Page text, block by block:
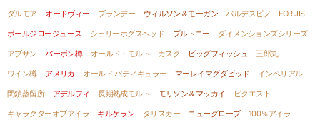
ダルモア
オードヴィー ブランデー ウィルソン＆モーガン バルデスピノ
FOR JIS
ポールジロージュース
シェリーホグスヘッド プルトニー
ダイメンションズシリーズ
アブサン
バーボン樽 オールド・モルト・カスク ビッグフィッシュ
三郎丸
ワイン樽
アメリカ オールド パティキュラー マーレイマグダビッド
インペリアル
閉鎖蒸留所
アデルフィ 長期熟成モルト モリソン＆マッカイ
ビクエスト
キャラクターオブアイラ
キルケラン タリスカー ニューグローブ
100％アイラ